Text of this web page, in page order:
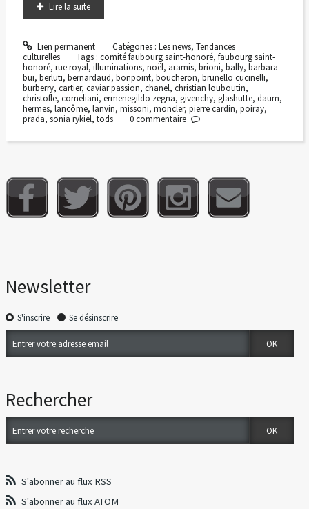
Lire la suite
Lien permanent Catégories : Les news, Tendances
culturelles
Tags :comité faubourg saint-honoré,faubourg saint-
honoré, rue royal, illuminations, noël, aramis, brioni, bally, barbara
bui, berluti, bernardaud, bonpoint, boucheron, brunello cucinelli,
burberry, cartier, caviar passion, chanel, christian louboutin,
christofle, corneliani, ermenegildo zegna, givenchy, glashutte, daum,
hermes, lancôme, lanvin, missoni, moncler, pierre cardin, poiray,
prada, sonia rykiel, tods 0commentaire
Newsletter
S'inscrire Se désinscrire
Rechercher
S'abonner au flux RSS
S'abonner au flux ATOM